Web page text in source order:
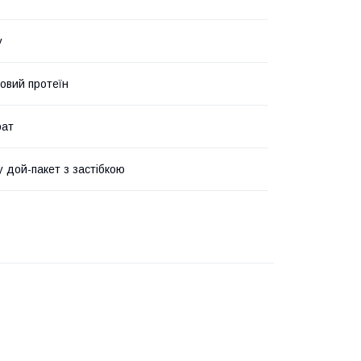
протеїн
дой-пакет з застібкою